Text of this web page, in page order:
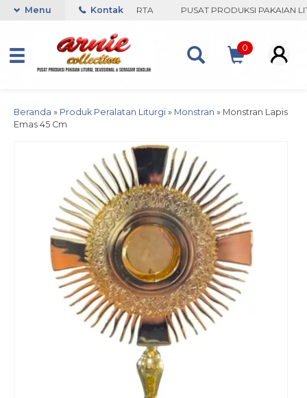
BORO, YOGYAKARTA PUSAT PRODUKSI PAKAIAN
Menu Kontak
0
Beranda » Produk Peralatan Liturgi » Monstran » Monstran Lapis
Emas 45 Cm